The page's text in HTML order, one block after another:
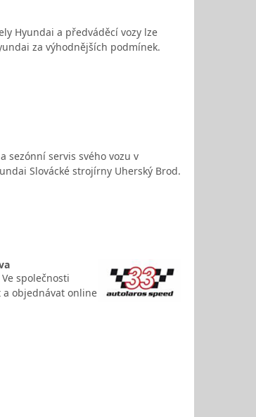
Hyundai a předváděcí vozy lze
za výhodnějších podmínek.
sezónní servis svého vozu v
Slovácké strojírny Uherský Brod.
společnosti
a objednávat online